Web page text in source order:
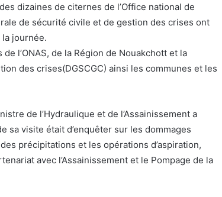
dizaines de citernes de l’Office national de
de sécurité civile et de gestion des crises ont
journée.
l’ONAS, de la Région de Nouakchott et la
des crises(DGSCGC) ainsi les communes et les
de l’Hydraulique et de l’Assainissement a
sa visite était d’enquêter sur les dommages
précipitations et les opérations d’aspiration,
avec l’Assainissement et le Pompage de la